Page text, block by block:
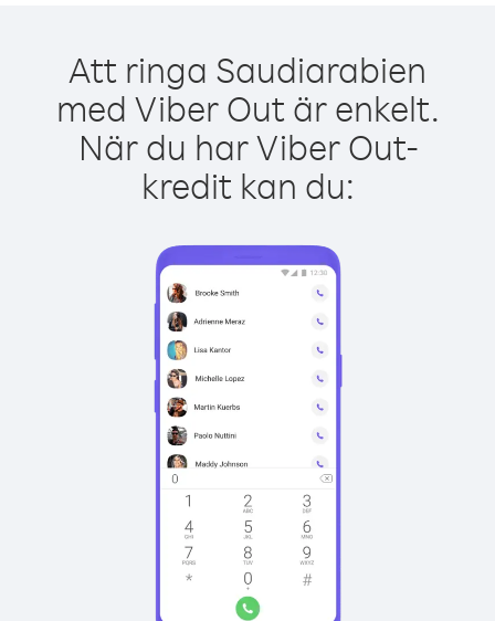
Att ringa Saudiarabien
med Viber Out är enkelt.
När du har Viber Out-
kredit kan du: